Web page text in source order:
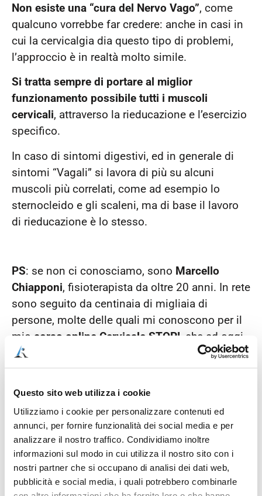
Questo sito web utilizza i cookie
Utilizziamo i cookie per personalizzare contenuti ed
annunci, per fornire funzionalità dei social media e per
analizzare il nostro traffico. Condividiamo inoltre
informazioni sul modo in cui utilizza il nostro sito con i
nostri partner che si occupano di analisi dei dati web,
pubblicità e social media, i quali potrebbero combinarle
Non esiste una “cura del Nervo Vago”, come
qualcuno vorrebbe far credere: anche in casi in
cui la cervicalgia dia questo tipo di problemi,
l’approccio è in realtà molto simile.
Si tratta sempre di portare al miglior
funzionamento possibile tutti i muscoli
cervicali, attraverso la rieducazione e l’esercizio
specifico.
In caso di sintomi digestivi, ed in generale di
sintomi “Vagali” si lavora di più su alcuni
muscoli più correlati, come ad esempio lo
sternocleido e gli scaleni, ma di base il lavoro
di rieducazione è lo stesso.
PS: se non ci conosciamo, sono Marcello
Chiapponi, fisioterapista da oltre 20 anni. In rete
sono seguito da centinaia di migliaia di
persone, molte delle quali mi conoscono per il
mio corso online Cervicale STOP! , che ad oggi
ha aiutato più di 5.000 persone.
migliorare i tuoi disturbi cervicali,
lezioni di PROVA GRATUITA di Cervicale STOP!
compilando il modulo qui sotto!